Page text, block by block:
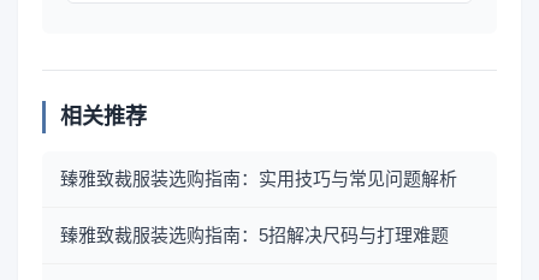
相关推荐
臻雅致裁服装选购指南：实用技巧与常见问题解析
臻雅致裁服装选购指南：5招解决尺码与打理难题